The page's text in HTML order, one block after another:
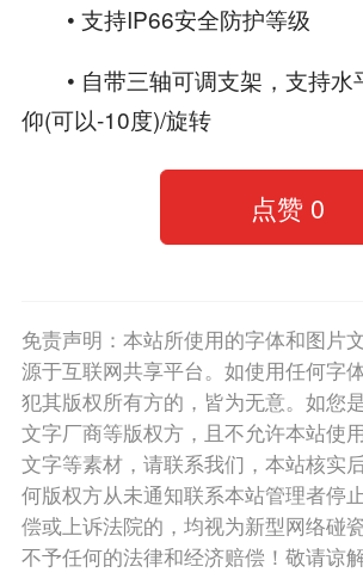
• 支持IP66安全防护等级
• 自带三轴可调支架，支持水
仰(可以-10度)/旋转
点赞 0
免责声明：本站所使用的字体和图片
源于互联网共享平台。如使用任何字
犯其版权所有方的，皆为无意。如您
文字厂商等版权方，且不允许本站使
文字等素材，请联系我们，本站核实
何版权方从未通知联系本站管理者停
偿或上诉法院的，均视为新型网络碰
不予任何的法律和经济赔偿！敬请谅